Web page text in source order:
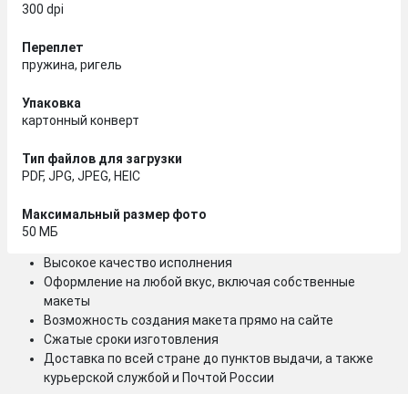
300 dpi
Переплет
пружина, ригель
Упаковка
картонный конверт
Тип файлов для загрузки
PDF, JPG, JPEG, HEIC
Максимальный размер фото
50 МБ
Высокое качество исполнения
Оформление на любой вкус, включая собственные
макеты
Возможность создания макета прямо на сайте
Сжатые сроки изготовления
Доставка по всей стране до пунктов выдачи, а также
курьерской службой и Почтой России